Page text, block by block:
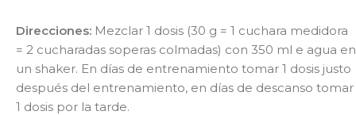
Direcciones: Mezclar 1 dosis (30 g = 1 cuchara medidora
= 2 cucharadas soperas colmadas) con 350 ml e agua en
un shaker. En días de entrenamiento tomar 1 dosis justo
después del entrenamiento, en días de descanso tomar
1 dosis por la tarde.